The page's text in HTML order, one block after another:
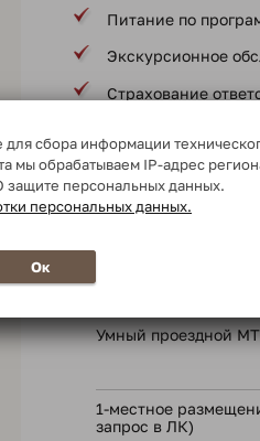
Питание по
Экскурсионное
Страхование
Услуги
* в соответствии с
В стоимость
Умный проездной
1-местное
запрос в ЛК)
сбора информации
мы обрабатываем IP-адрес
персональных данных.
персональных данных.
Ок